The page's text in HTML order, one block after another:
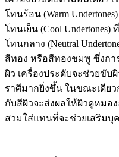
โทนร้อน (Warm
โทนเย็น (Cool
โทนกลาง (Neutral
สีทอง หรือสีทองชมพู ซึ่งกา
ผิว เครื่องประดับจะช่วยขับ
ราศีมากยิ่งขึ้น ในขณะเดีย
กับสีผิวจะส่งผลให้ผิวดูหมอ
สวมใส่แทนที่จะช่วยเสริมบุ